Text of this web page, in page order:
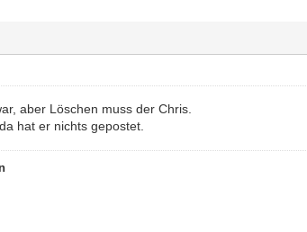
aber Löschen muss der Chris.
hat er nichts gepostet.